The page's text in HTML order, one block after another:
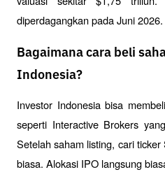
diperdagangkan pada Juni 2026.
Bagaimana cara beli
Indonesia?
Investor Indonesia bisa
seperti Interactive Brokers
Setelah saham listing, cari
biasa. Alokasi IPO langsung